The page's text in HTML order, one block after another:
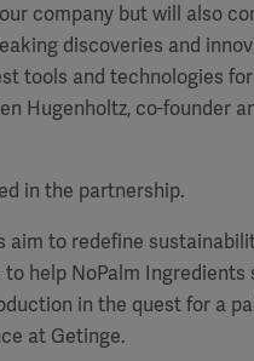
company but will also
discoveries and
tools and technologies
Hugenholtz, co-founder
in the partnership.
aim to redefine
help NoPalm Ingredients
in the quest for a
at Getinge.